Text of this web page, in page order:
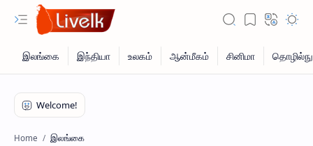
Home இலங்கை